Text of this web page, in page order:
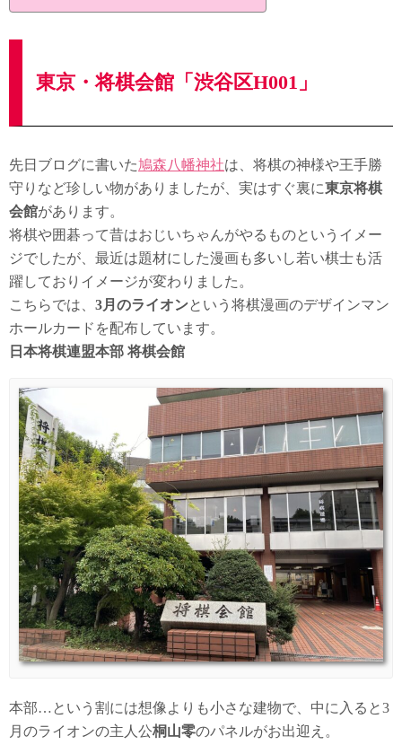
東京・将棋会館「渋谷区H001」
先日ブログに書いた鳩森八幡神社は、将棋の神様や王手勝
守りなど珍しい物がありましたが、実はすぐ裏に東京将棋
会館があります。
将棋や囲碁って昔はおじいちゃんがやるものというイメー
ジでしたが、最近は題材にした漫画も多いし若い棋士も活
躍しておりイメージが変わりました。
こちらでは、 3月のライオンという将棋漫画のデザインマン
ホールカードを配布しています。
日本将棋連盟本部 将棋会館
本部…という割には想像よりも小さな建物で、中に入ると3
月のライオンの主人公桐山零のパネルがお出迎え。